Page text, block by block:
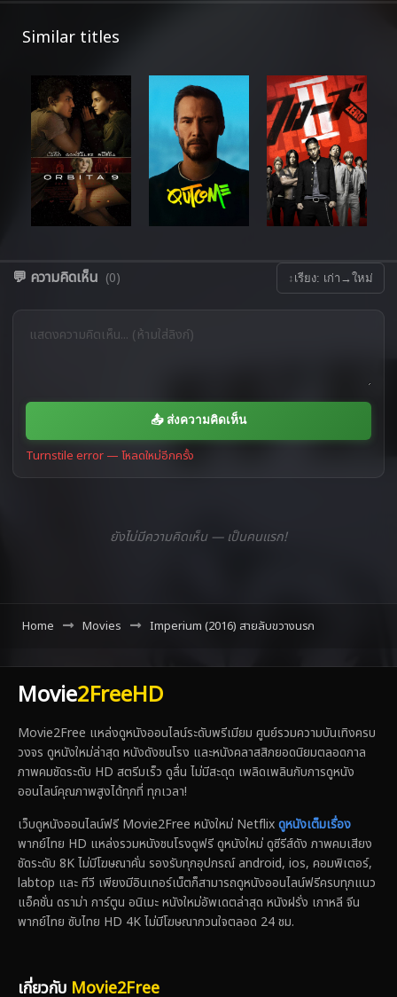
Similar titles
💬 ความคิดเห็น (0) ↕ เรียง: เก่า→ใหม่
📤 ส่งความคิดเห็น
Turnstile error — โหลดใหม่อีกครั้ง
ยังไม่มีความคิดเห็น — เป็นคนแรก!
Home Movies Imperium (2016) สายลับขวางนรก
Movie2FreeHD
Movie2Free แหล่งดูหนังออนไลน์ระดับพรีเมียม ศูนย์รวมความบันเทิงครบ
วงจร ดูหนังใหม่ล่าสุด หนังดังชนโรง และหนังคลาสสิกยอดนิยมตลอดกาล
ภาพคมชัดระดับ HD สตรีมเร็ว ดูลื่น ไม่มีสะดุด เพลิดเพลินกับการดูหนัง
ออนไลน์คุณภาพสูงได้ทุกที่ ทุกเวลา!
เว็บดูหนังออนไลน์ฟรี Movie2Free หนังใหม่ Netflixดูหนังเต็มเรื่อง
พากย์ไทย HD แหล่งรวมหนังชนโรงดูฟรี ดูหนังใหม่ ดูซีรีส์ดัง ภาพคมเสียง
ชัดระดับ 8K ไม่มีโฆษณาคั่น รองรับทุกอุปกรณ์ android, ios, คอมพิเตอร์,
labtop และ ทีวี เพียงมีอินเทอร์เน็ตก็สามารถดูหนังออนไลน์ฟรีครบทุกแนว
แอ็คชั่น ดราม่า การ์ตูน อนิเมะ หนังใหม่อัพเดตล่าสุด หนังฝรั่ง เกาหลี จีน
พากย์ไทย ซับไทย HD 4K ไม่มีโฆษณากวนใจตลอด 24 ชม.
เกี่ยวกับ Movie2Free